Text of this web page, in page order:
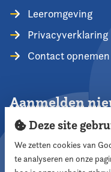
Leeromgeving
Privacyverklaring
Contact opnemen
Aanmelden
Aanmelden
Deze site
We zetten cookies van
te analyseren en onze